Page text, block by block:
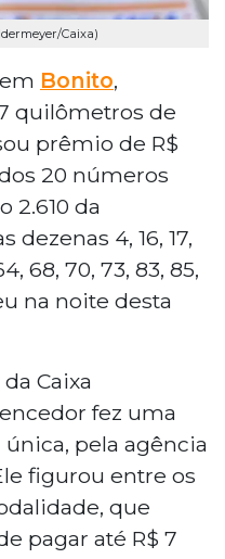
Caixa)
Bonito,
quilômetros de
prêmio de R$
20 números
2.610 da
dezenas 4, 16, 17,
68, 70, 73, 83, 85,
na noite desta
Caixa
fez uma
pela agência
figurou entre os
que
pagar até R$ 7